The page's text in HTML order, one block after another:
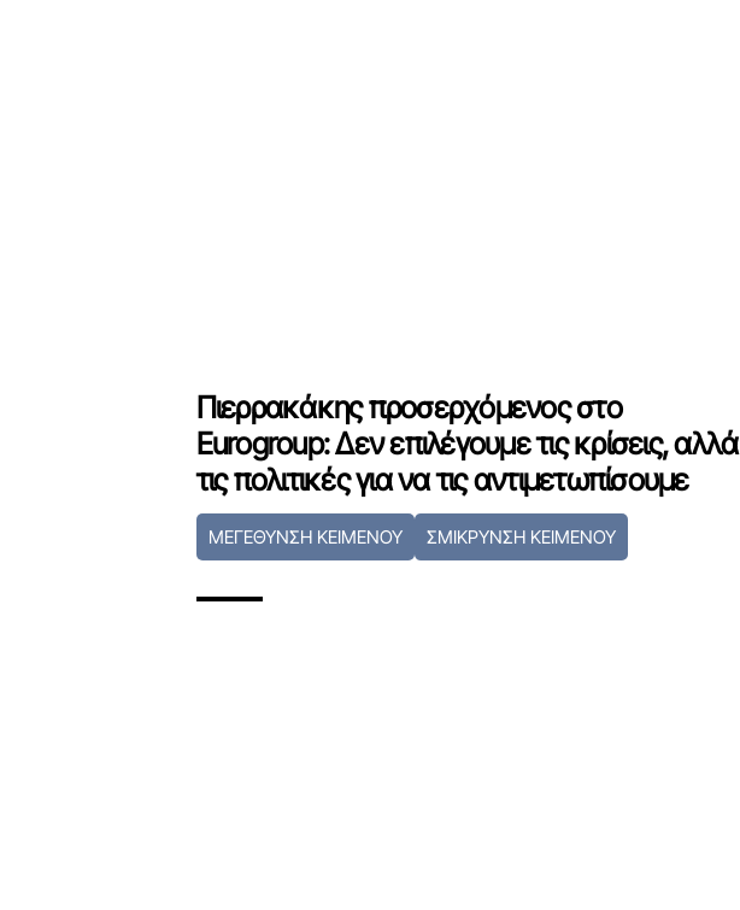
Πιερρακάκης προσερχόμενος στο
Eurogroup: Δεν επιλέγουμε τις κρίσεις, αλλά
τις πολιτικές για να τις αντιμετωπίσουμε
ΜΕΓΕΘΥΝΣΗ ΚΕΙΜΕΝΟΥ ΣΜΙΚΡΥΝΣΗ ΚΕΙΜΕΝΟΥ